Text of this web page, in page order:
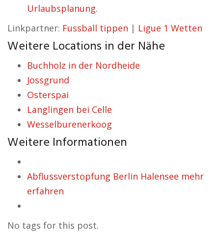
Urlaubsplanung.
Linkpartner: Fussball tippen | Ligue 1 Wetten
Weitere Locations in der Nähe
Buchholz in der Nordheide
Jossgrund
Osterspai
Langlingen bei Celle
Wesselburenerkoog
Weitere Informationen
Abflussverstopfung Berlin Halensee mehr
erfahren
No tags for this post.